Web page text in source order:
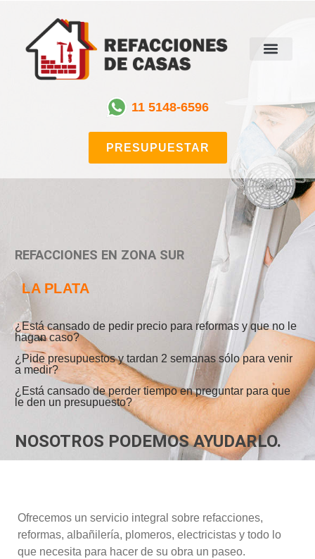
11 5148-6596
PRESUPUESTAR
REFACCIONES EN ZONA SUR
LA PLATA
¿Está cansado de pedir precio para reformas y que no le
hagan caso?
¿Pide presupuestos y tardan 2 semanas sólo para venir
a medir?
¿Está cansado de perder tiempo en preguntar para que
le den un presupuesto?
NOSOTROS PODEMOS AYUDARLO.
Ofrecemos un servicio integral sobre refacciones,
reformas, albañilería, plomeros, electricistas y todo lo
que necesita para hacer de su obra un paseo.